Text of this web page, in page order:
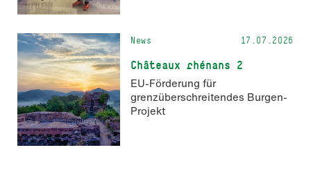
News 17.07.2026
Châteaux rhénans 2
EU-Förderung für
grenzüberschreitendes Burgen-
Projekt